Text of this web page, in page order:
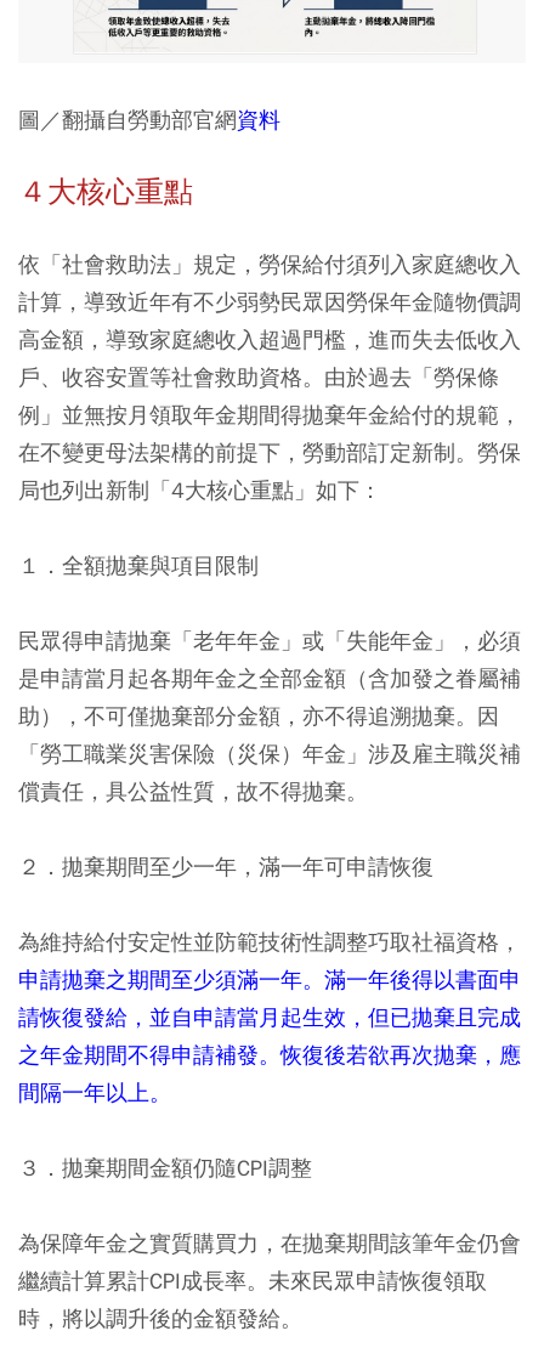
圖／翻攝自勞動部官網資料
４大核心重點
依「社會救助法」規定，勞保給付須列入家庭總收入
計算，導致近年有不少弱勢民眾因勞保年金隨物價調
高金額，導致家庭總收入超過門檻，進而失去低收入
戶、收容安置等社會救助資格。由於過去「勞保條
例」並無按月領取年金期間得拋棄年金給付的規範，
在不變更母法架構的前提下，勞動部訂定新制。勞保
局也列出新制「4大核心重點」如下：
１．全額拋棄與項目限制
民眾得申請拋棄「老年年金」或「失能年金」，必須
是申請當月起各期年金之全部金額（含加發之眷屬補
助），不可僅拋棄部分金額，亦不得追溯拋棄。因
「勞工職業災害保險（災保）年金」涉及雇主職災補
償責任，具公益性質，故不得拋棄。
２．拋棄期間至少一年，滿一年可申請恢復
為維持給付安定性並防範技術性調整巧取社福資格，
申請拋棄之期間至少須滿一年。滿一年後得以書面申
請恢復發給，並自申請當月起生效，但已拋棄且完成
之年金期間不得申請補發。恢復後若欲再次拋棄，應
間隔一年以上。
３．拋棄期間金額仍隨CPI調整
為保障年金之實質購買力，在拋棄期間該筆年金仍會
繼續計算累計CPI成長率。未來民眾申請恢復領取
時，將以調升後的金額發給。